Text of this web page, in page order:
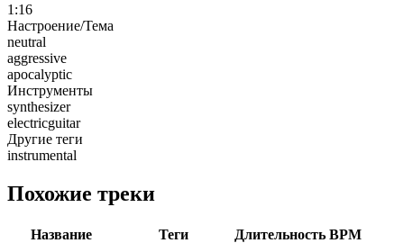
1:16
Настроение/Тема
neutral
aggressive
apocalyptic
Инструменты
synthesizer
electricguitar
Другие теги
instrumental
Похожие треки
Название Теги Длительность BPM